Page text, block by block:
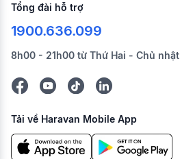
Tổng đài hỗ trợ
1900.636.099
8h00 - 21h00 từ Thứ Hai - Chủ nhật
Tải về Haravan Mobile App